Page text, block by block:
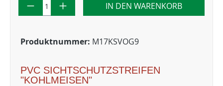
IN DEN WARENKORB
Produktnummer: M17KSVOG9
PVC SICHTSCHUTZSTREIFEN
"KOHLMEISEN"